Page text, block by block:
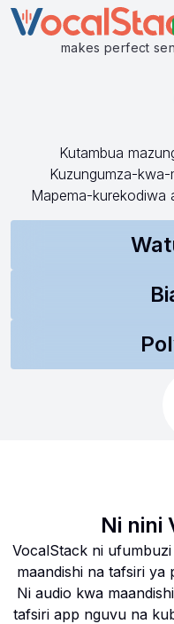
makes perfect
Kutambua
Kuzungumza-
Mapema-kurekodiwa
Ni nini
VocalStack ni
maandishi na tafsiri ya
Ni audio kwa
tafsiri app nguvu na